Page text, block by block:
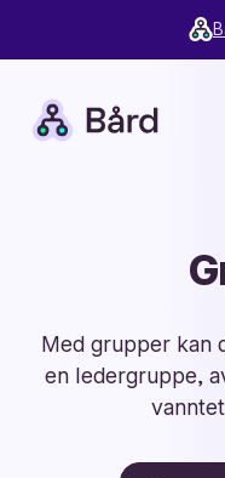
Bård
Med grupper kan
en ledergruppe,